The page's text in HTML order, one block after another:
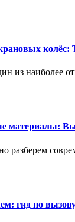
из наиболее
материалы:
разберем
гид по